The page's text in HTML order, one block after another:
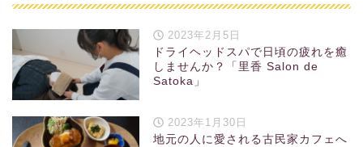
2023年2月5日
ドライヘッドスパで日頃の疲れを癒
しませんか？「里香 Salon de
Satoka」
2023年1月30日
地元の人に愛される古民家カフェへ